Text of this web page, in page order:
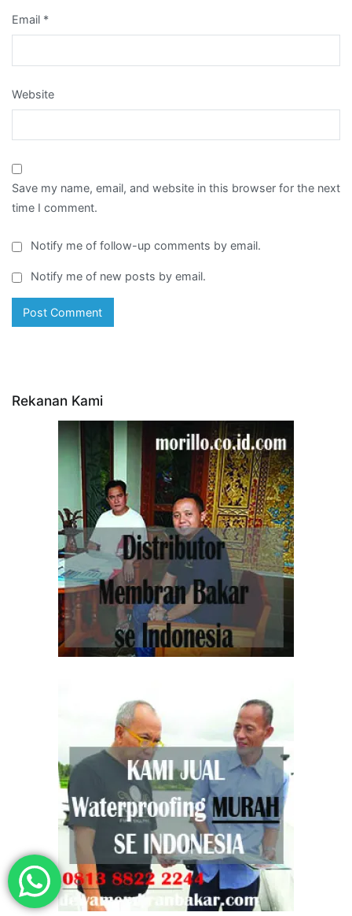
Email *
Website
Save my name, email, and website in this browser for the next
time I comment.
Notify me of follow-up comments by email.
Notify me of new posts by email.
Rekanan Kami